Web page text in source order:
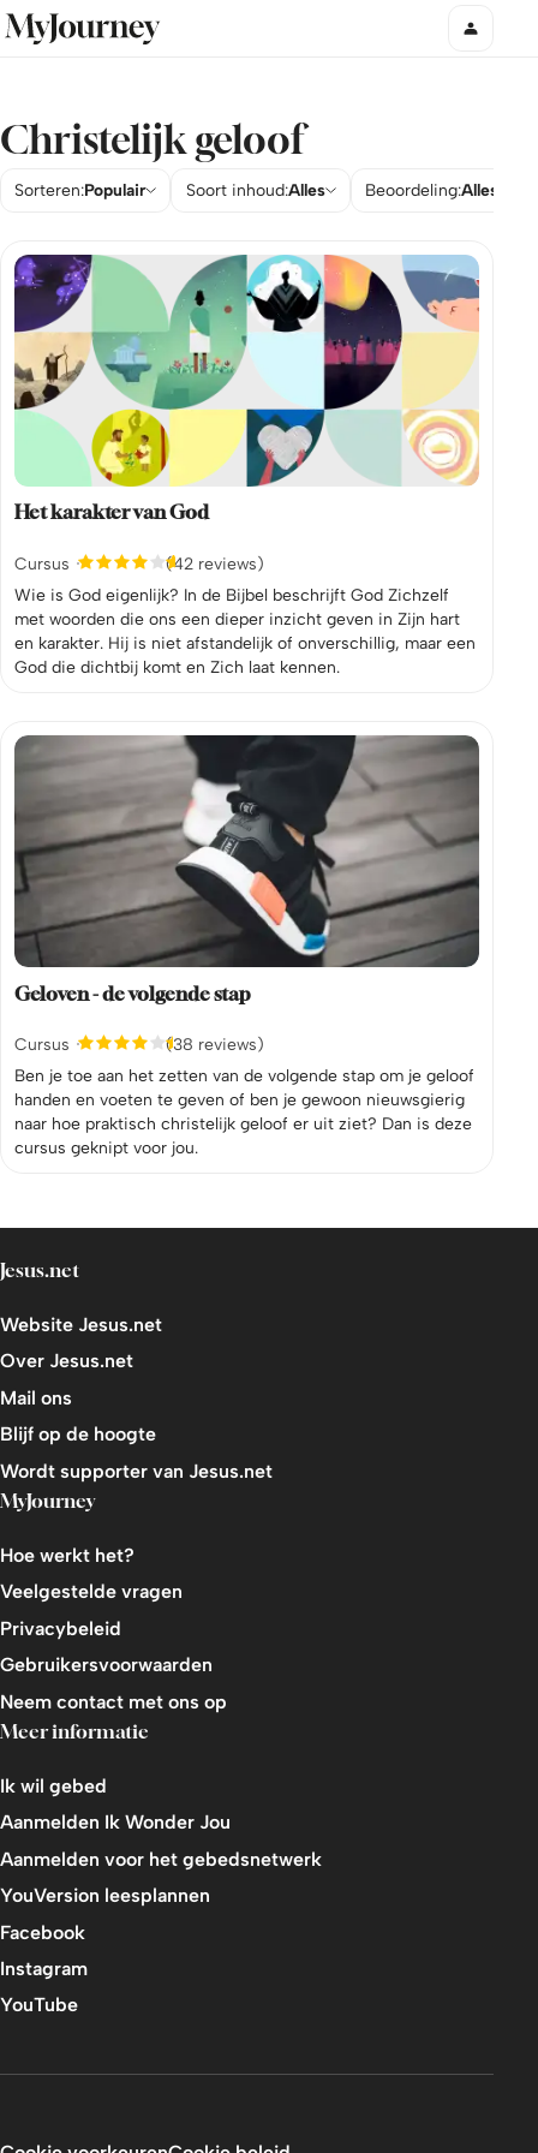
Christelijk geloof
Sorteren:Populair Soort inhoud:Alles Beoordeling:Alles
Het karakter van God
Cursus
(42 reviews)
Wie is God eigenlijk? In de Bijbel beschrijft God Zichzelf
met woorden die ons een dieper inzicht geven in Zijn hart
en karakter. Hij is niet afstandelijk of onverschillig, maar een
God die dichtbij komt en Zich laat kennen.
Geloven - de volgende stap
Cursus
(38 reviews)
Ben je toe aan het zetten van de volgende stap om je geloof
handen en voeten te geven of ben je gewoon nieuwsgierig
naar hoe praktisch christelijk geloof er uit ziet? Dan is deze
cursus geknipt voor jou.
Jesus.net
Website Jesus.net
Over Jesus.net
Mail ons
Blijf op de hoogte
Wordt supporter van Jesus.net
MyJourney
Hoe werkt het?
Veelgestelde vragen
Privacybeleid
Gebruikersvoorwaarden
Neem contact met ons op
Meer informatie
Ik wil gebed
Aanmelden Ik Wonder Jou
Aanmelden voor het gebedsnetwerk
YouVersion leesplannen
Facebook
Instagram
YouTube